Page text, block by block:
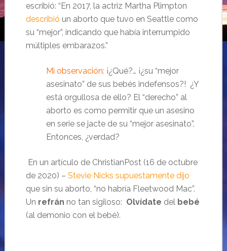
escribió: “En 2017, la actriz Martha Plimpton
describió un aborto que tuvo en Seattle como
su “mejor”, indicando que había interrumpido
múltiples embarazos.”
Mi observación: ¡¿Qué?… ¡¿su “mejor
asesinato” de sus bebés indefensos?! ¿Y
está orgullosa de ello? El “derecho” al
aborto es como permitir que un asesino
en serie se jacte de su “mejor asesinato”.
Entonces, ¿verdad?
En un artículo de ChristianPost (16 de octubre
de 2020) – Stevie Nicks supuestamente dijo
que sin su aborto, “no habría Fleetwood Mac”.
Un refrán no tan sigiloso: Olvídate del bebé
(al demonio con el bebé).